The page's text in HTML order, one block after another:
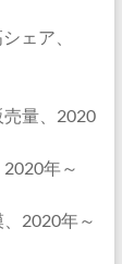
ェア、
量、2020
年～
2020年～